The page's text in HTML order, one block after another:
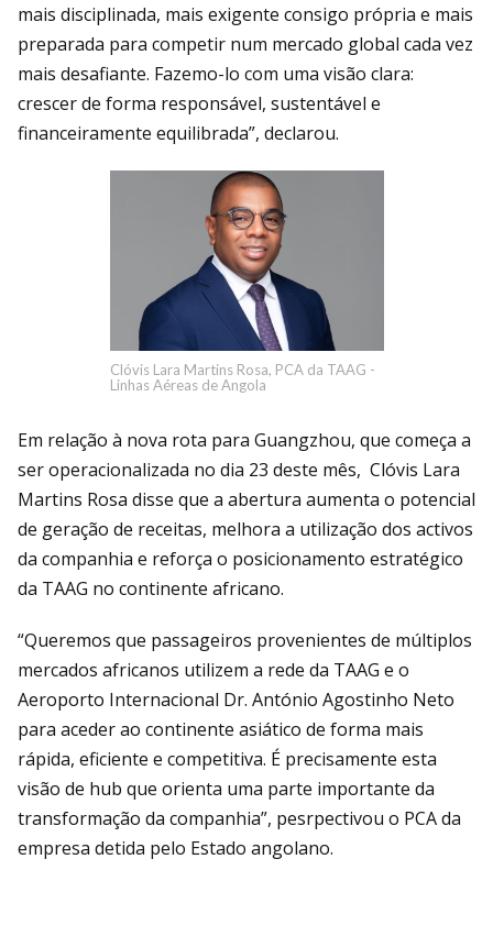
mais disciplinada, mais exigente consigo própria e mais
preparada para competir num mercado global cada vez
mais desafiante. Fazemo-lo com uma visão clara:
crescer de forma responsável, sustentável e
financeiramente equilibrada”, declarou.
Clóvis Lara Martins Rosa, PCA da TAAG -
Linhas Aéreas de Angola
Em relação à nova rota para Guangzhou, que começa a
ser operacionalizada no dia 23 deste mês, Clóvis Lara
Martins Rosa disse que a abertura aumenta o potencial
de geração de receitas, melhora a utilização dos activos
da companhia e reforça o posicionamento estratégico
da TAAG no continente africano.
“Queremos que passageiros provenientes de múltiplos
mercados africanos utilizem a rede da TAAG e o
Aeroporto Internacional Dr. António Agostinho Neto
para aceder ao continente asiático de forma mais
rápida, eficiente e competitiva. É precisamente esta
visão de hub que orienta uma parte importante da
transformação da companhia”, pesrpectivou o PCA da
empresa detida pelo Estado angolano.